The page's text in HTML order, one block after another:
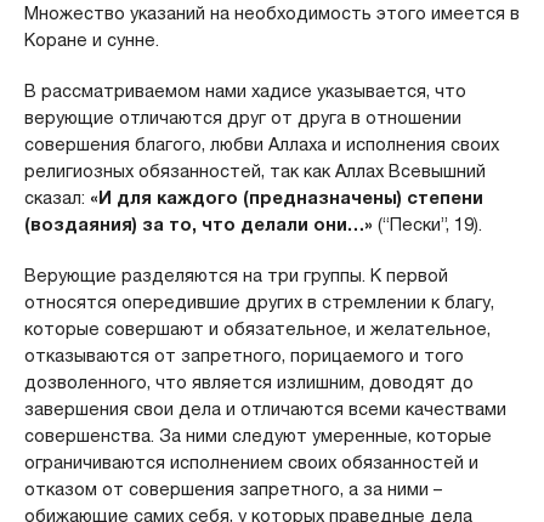
Множество указаний на необходимость этого имеется в
Коране и сунне.
В рассматриваемом нами хадисе указывается, что
верующие отличаются друг от друга в отношении
совершения благого, любви Аллаха и исполнения своих
религиозных обязанностей, так как Аллах Всевышний
сказал: «И для каждого (предназначены) степени
(воздаяния) за то, что делали они…» (“Пески”, 19).
Верующие разделяются на три группы. К первой
относятся опередившие других в стремлении к благу,
которые совершают и обязательное, и желательное,
отказываются от запретного, порицаемого и того
дозволенного, что является излишним, доводят до
завершения свои дела и отличаются всеми качествами
совершенства. За ними следуют умеренные, которые
ограничиваются исполнением своих обязанностей и
отказом от совершения запретного, а за ними –
обижающие самих себя, у которых праведные дела